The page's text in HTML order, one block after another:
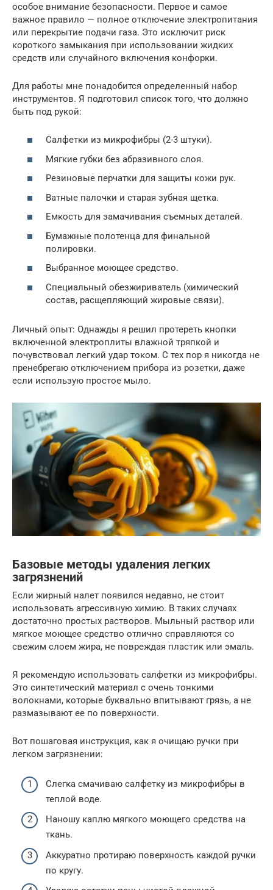
особое внимание безопасности. Первое и самое
важное правило — полное отключение электропитания
или перекрытие подачи газа. Это исключит риск
короткого замыкания при использовании жидких
средств или случайного включения конфорки.
Для работы мне понадобится определенный набор
инструментов. Я подготовил список того, что должно
быть под рукой:
Салфетки из микрофибры (2-3 штуки).
Мягкие губки без абразивного слоя.
Резиновые перчатки для защиты кожи рук.
Ватные палочки и старая зубная щетка.
Емкость для замачивания съемных деталей.
Бумажные полотенца для финальной
полировки.
Выбранное моющее средство.
Специальный обезжириватель (химический
состав, расщепляющий жировые связи).
Личный опыт: Однажды я решил протереть кнопки
включенной электроплиты влажной тряпкой и
почувствовал легкий удар током. С тех пор я никогда не
пренебрегаю отключением прибора из розетки, даже
если использую простое мыло.
Базовые методы удаления легких
загрязнений
Если жирный налет появился недавно, не стоит
использовать агрессивную химию. В таких случаях
достаточно простых растворов. Мыльный раствор или
мягкое моющее средство отлично справляются со
свежим слоем жира, не повреждая пластик или эмаль.
Я рекомендую использовать салфетки из микрофибры.
Это синтетический материал с очень тонкими
волокнами, которые буквально впитывают грязь, а не
размазывают ее по поверхности.
Вот пошаговая инструкция, как я очищаю ручки при
легком загрязнении:
Слегка смачиваю салфетку из микрофибры в
теплой воде.
Наношу каплю мягкого моющего средства на
ткань.
Аккуратно протираю поверхность каждой ручки
по кругу.